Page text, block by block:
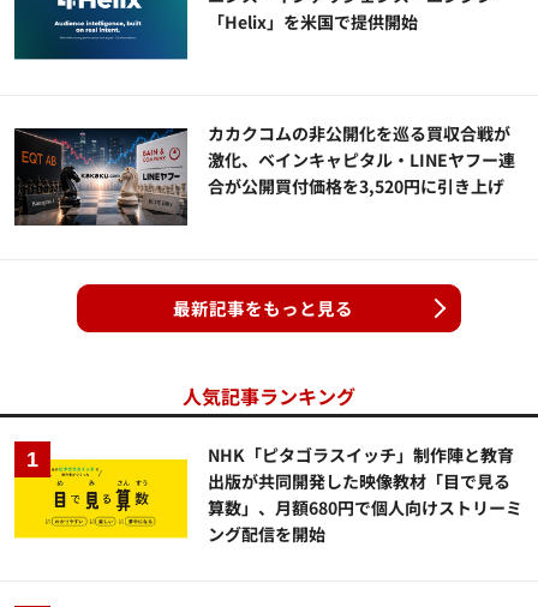
「Helix」を米国で提供開始
カカクコムの非公開化を巡る買収合戦が
激化、ベインキャピタル・LINEヤフー連
合が公開買付価格を3,520円に引き上げ
最新記事をもっと見る
人気記事ランキング
NHK「ピタゴラスイッチ」制作陣と教育
出版が共同開発した映像教材「目で見る
算数」、月額680円で個人向けストリーミ
ング配信を開始